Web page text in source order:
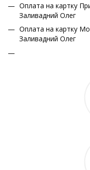
Оплата на картку
Заливадний Олег
Оплата на картку
Заливадний Олег